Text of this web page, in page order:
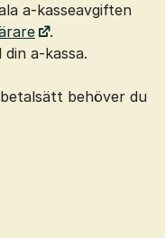
a-kasseavgiften
.
a-kassa.
behöver du